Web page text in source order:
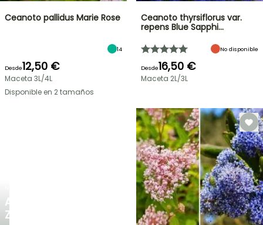
AGAPANTHUS
ZAMBEZI
Ceanoto pallidus Marie Rose
14
Desde12,50 €
Maceta 3L/4L
Disponible en 2 tamaños
Ceanoto thyrsiflorus var.
repens Blue Sapphi…
No disponible
Desde16,50 €
Maceta 2L/3L